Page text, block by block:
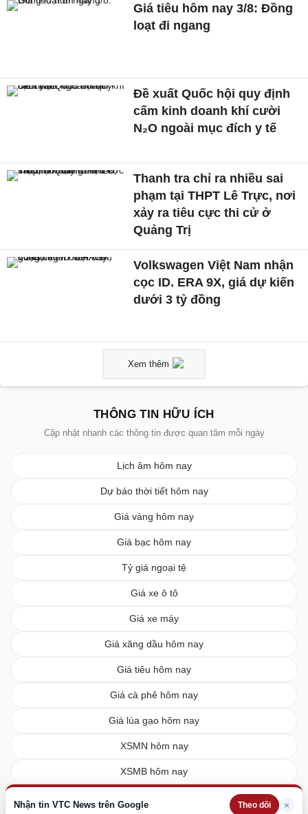
Nhận tin VTC News trên Google Theo dõi ×
Giá tiêu hôm nay 3/8: Đồng
loạt đi ngang
Đề xuất Quốc hội quy định
cấm kinh doanh khí cười
N₂O ngoài mục đích y tế
Thanh tra chỉ ra nhiều sai
phạm tại THPT Lê Trực, nơi
xảy ra tiêu cực thi cử ở
Quảng Trị
Volkswagen Việt Nam nhận
cọc ID. ERA 9X, giá dự kiến
dưới 3 tỷ đồng
Xem thêm
THÔNG TIN HỮU ÍCH
Cập nhật nhanh các thông tin được quan tâm mỗi ngày
Lịch âm hôm nay
Dự báo thời tiết hôm nay
Giá vàng hôm nay
Giá bạc hôm nay
Tỷ giá ngoại tệ
Giá xe ô tô
Giá xe máy
Giá xăng dầu hôm nay
Giá tiêu hôm nay
Giá cà phê hôm nay
Giá lúa gạo hôm nay
XSMN hôm nay
XSMB hôm nay